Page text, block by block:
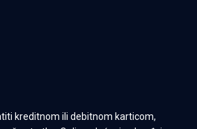
kreditnom ili debitnom karticom,